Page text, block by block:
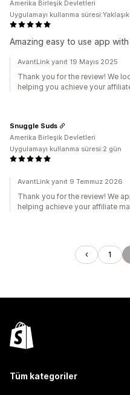
Amazing easy to use app
Amerika Birleşik Devletleri
Uygulamayı kullanma
AvantLink yanıt 19 Mayıs 2025
Thank you for the review! We
helping you achieve your
Snuggle Suds
Amerika Birleşik Devletleri
Uygulamayı kullanma süresi:2 gün
AvantLink yanıt 9 Temmuz 2026
Thank you for the review! We
helping achieve your affiliate
1
Tüm kategoriler